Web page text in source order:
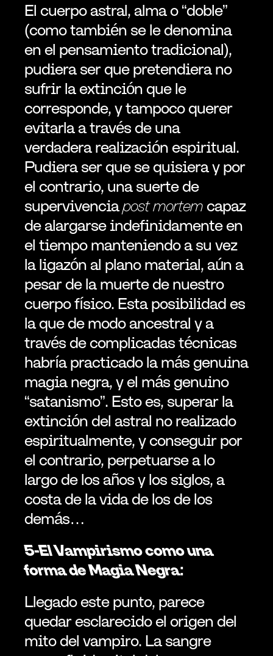
El cuerpo astral, alma o “doble”
(como también se le denomina
en el pensamiento tradicional),
pudiera ser que pretendiera no
sufrir la extinción que le
corresponde, y tampoco querer
evitarla a través de una
verdadera realización espiritual.
Pudiera ser que se quisiera y por
el contrario, una suerte de
supervivencia post mortem capaz
de alargarse indefinidamente en
el tiempo manteniendo a su vez
la ligazón al plano material, aún a
pesar de la muerte de nuestro
cuerpo físico. Esta posibilidad es
la que de modo ancestral y a
través de complicadas técnicas
habría practicado la más genuina
magia negra, y el más genuino
“satanismo”. Esto es, superar la
extinción del astral no realizado
espiritualmente, y conseguir por
el contrario, perpetuarse a lo
largo de los años y los siglos, a
costa de la vida de los de los
demás…
5-El Vampirismo como una
forma de Magia Negra:
Llegado este punto, parece
quedar esclarecido el origen del
mito del vampiro. La sangre